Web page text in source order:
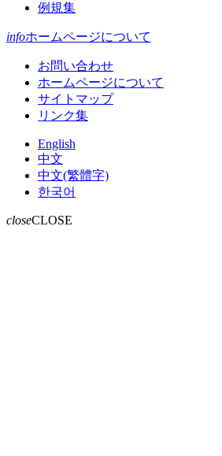
例規集
infoホームページについて
お問い合わせ
ホームページについて
サイトマップ
リンク集
English
中文
中文(繁體字)
한국어
closeCLOSE